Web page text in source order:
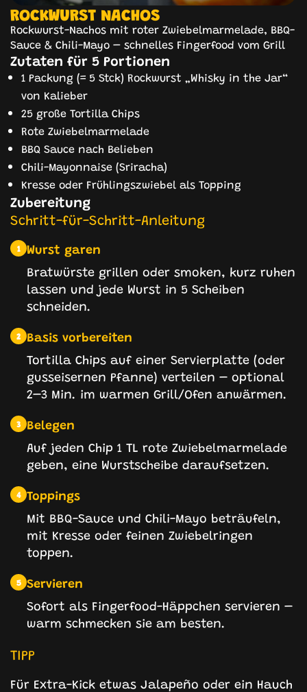
ROCKWURST NACHOS
Rockwurst-Nachos mit roter Zwiebelmarmelade, BBQ-
Sauce & Chili-Mayo – schnelles Fingerfood vom Grill
Zutaten für 5 Portionen
1 Packung (= 5 Stck) Rockwurst „Whisky in the Jar“
von Kalieber
25 große Tortilla Chips
Rote Zwiebelmarmelade
BBQ Sauce nach Belieben
Chili-Mayonnaise (Sriracha)
Kresse oder Frühlingszwiebel als Topping
Zubereitung
Schritt-für-Schritt-Anleitung
1 Wurst garen
Bratwürste grillen oder smoken, kurz ruhen
lassen und jede Wurst in 5 Scheiben
schneiden.
2 Basis vorbereiten
Tortilla Chips auf einer Servierplatte (oder
gusseisernen Pfanne) verteilen – optional
2–3 Min. im warmen Grill/Ofen anwärmen.
3 Belegen
Auf jeden Chip 1 TL rote Zwiebelmarmelade
geben, eine Wurstscheibe daraufsetzen.
4 Toppings
Mit BBQ-Sauce und Chili-Mayo beträufeln,
mit Kresse oder feinen Zwiebelringen
toppen.
5 Servieren
Sofort als Fingerfood-Häppchen servieren –
warm schmecken sie am besten.
TIPP
Für Extra-Kick etwas Jalapeño oder ein Hauch